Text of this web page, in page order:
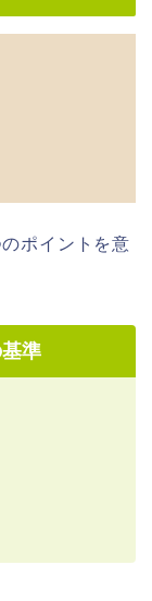
ポイントを意
準